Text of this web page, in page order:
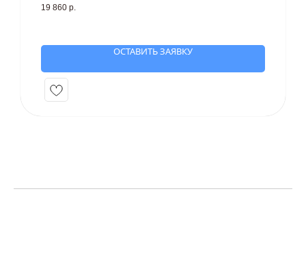
19 860 р.
ОСТАВИТЬ ЗАЯВКУ